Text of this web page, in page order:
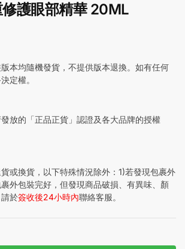
護眼部精華 20ML
本均隨機發貨，不提供版本退換。如有任何
定權。
放的「正品正貨」認證及各大品牌的授權
或換貨，以下特殊情況除外：1)若發現包裹外
外包裝完好，但發現商品破損、有異味、顏
於簽收後24小時內聯絡客服。